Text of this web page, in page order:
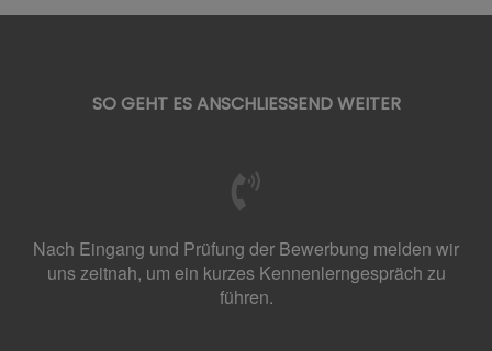
SO GEHT ES ANSCHLIESSEND WEITER
Nach Eingang und Prüfung der Bewerbung melden wir
uns zeitnah, um ein kurzes Kennenlerngespräch zu
führen.